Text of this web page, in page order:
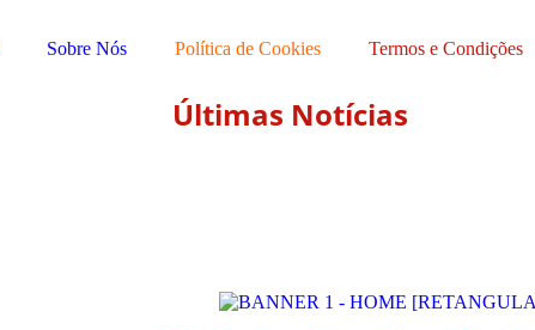
Sobre Nós Política de Cookies Termos e Condições
Últimas Notícias